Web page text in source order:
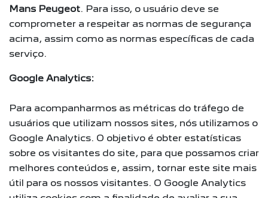
Mans Peugeot. Para isso, o usuário deve se
comprometer a respeitar as normas de segurança
acima, assim como as normas específicas de cada
serviço.
Google Analytics:
Para acompanharmos as métricas do tráfego de
usuários que utilizam nossos sites, nós utilizamos o
Google Analytics. O objetivo é obter estatísticas
sobre os visitantes do site, para que possamos criar
melhores conteúdos e, assim, tornar este site mais
útil para os nossos visitantes. O Google Analytics